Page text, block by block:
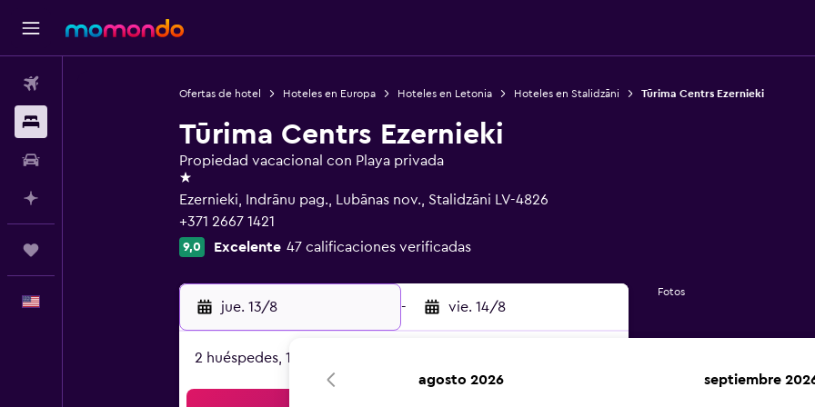
Ofertas de hotel Hoteles en Europa Hoteles en Letonia Hoteles en Stalidzāni Tūrima Centrs Ezernieki
Tūrima Centrs Ezernieki
Propiedad vacacional con Playa privada
1 estrella
Ezernieki, Indrānu pag., Lubānas nov., Stalidzāni LV-4826
+371 2667 1421
9,0 Excelente 47 calificaciones verificadas
jue. 13/8 - vie. 14/8
2 huéspedes, 1 habitación
Fotos
agosto 2026 septiembre